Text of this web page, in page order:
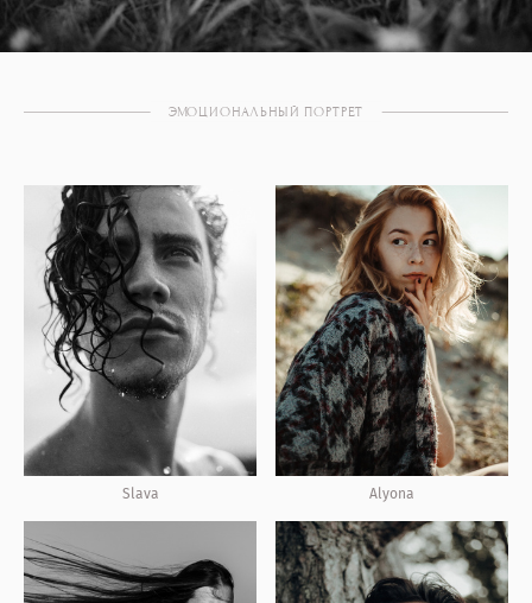
ЭМОЦИОНАЛЬНЫЙ ПОРТРЕТ
Slava Alyona